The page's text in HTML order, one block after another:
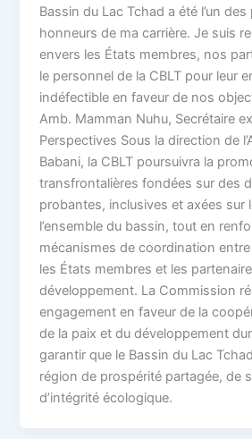
Bassin du Lac Tchad a été l’un
honneurs de ma carrière. Je suis
envers les États membres, nos
le personnel de la CBLT pour leur
indéfectible en faveur de nos
Amb. Mamman Nuhu, Secrétaire
Perspectives Sous la direction de
Babani, la CBLT poursuivra la
transfrontalières fondées sur des
probantes, inclusives et axées sur
l’ensemble du bassin, tout en
mécanismes de coordination entre
les États membres et les
développement. La Commission
engagement en faveur de la
de la paix et du développement
garantir que le Bassin du Lac
région de prospérité partagée, de
d’intégrité écologique.